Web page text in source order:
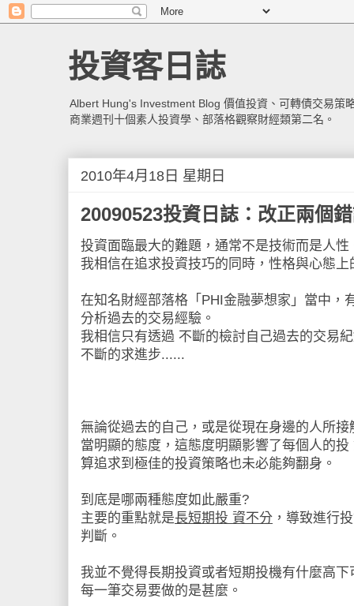
投資客日誌
Albert Hung's Investment Blog 價值投資、可轉債交易策
商業週刊十個素人投資學、部落格觀察財經類第二名。
2010年4月18日 星期日
20090523投資日誌：改正兩個
投資面臨最大的難題，通常不是技術而是人性
我相信在追求投資技巧的同時，性格與心態
在知名財經部落格「PHI金融夢想家」當中，
分析過去的交易經驗。
我相信只有透過 不斷的檢討自己過去的交易
不斷的求進步......
無論從過去的自己，或是從現在身邊的人所
當明顯的態度，這態度明顯影響了每個人的
算追求到極佳的投資策略也未必能夠翻身。
到底是哪兩種態度如此嚴重?
主要的重點就是長短期投 資不分 ，導致進行
判斷。
我並不覺得長期投資或者短期投機有什麼高
每一筆交易要做的是甚麼。